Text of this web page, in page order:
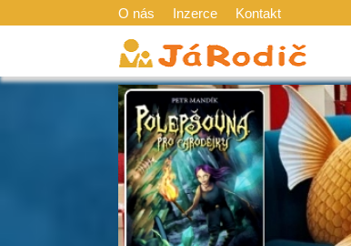
O nás Inzerce Kontakt